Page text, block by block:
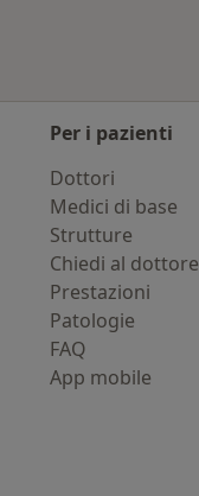
Per i pazienti
Dottori
Medici di base
Strutture
Chiedi al dottore
Prestazioni
Patologie
FAQ
App mobile